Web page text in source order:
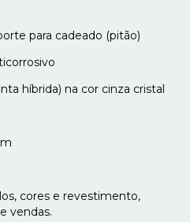
para cadeado (pitão)
híbrida) na cor cinza cristal
cores e revestimento,
vendas.